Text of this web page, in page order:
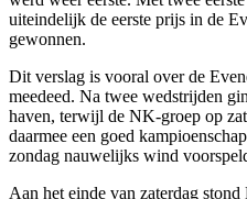
uiteindelijk de eerste prijs in de
gewonnen.
Dit verslag is vooral over de
meedeed. Na twee wedstrijden
haven, terwijl de NK-groep op
daarmee een goed
zondag nauwelijks wind
Aan het einde van zaterdag